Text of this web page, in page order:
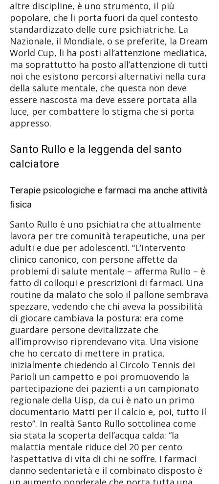
altre discipline, è uno strumento, il più
popolare, che li porta fuori da quel contesto
standardizzato delle cure psichiatriche. La
Nazionale, il Mondiale, o se preferite, la Dream
World Cup, li ha posti all’attenzione mediatica,
ma soprattutto ha posto all’attenzione di tutti
noi che esistono percorsi alternativi nella cura
della salute mentale, che questa non deve
essere nascosta ma deve essere portata alla
luce, per combattere lo stigma che si porta
appresso.
Santo Rullo e la leggenda del santo
calciatore
Terapie psicologiche e farmaci ma anche attività
fisica
Santo Rullo è uno psichiatra che attualmente
lavora per tre comunità terapeutiche, una per
adulti e due per adolescenti. “L’intervento
clinico canonico, con persone affette da
problemi di salute mentale – afferma Rullo – è
fatto di colloqui e prescrizioni di farmaci. Una
routine da malato che solo il pallone sembrava
spezzare, vedendo che chi aveva la possibilità
di giocare cambiava la postura: era come
guardare persone devitalizzate che
all’improvviso riprendevano vita. Una visione
che ho cercato di mettere in pratica,
inizialmente chiedendo al Circolo Tennis dei
Parioli un campetto e poi promuovendo la
partecipazione dei pazienti a un campionato
regionale della Uisp, da cui è nato un primo
documentario Matti per il calcio e, poi, tutto il
resto”. In realtà Santo Rullo sottolinea come
sia stata la scoperta dell’acqua calda: “la
malattia mentale riduce del 20 per cento
l’aspettativa di vita di chi ne soffre. I farmaci
danno sedentarietà e il combinato disposto è